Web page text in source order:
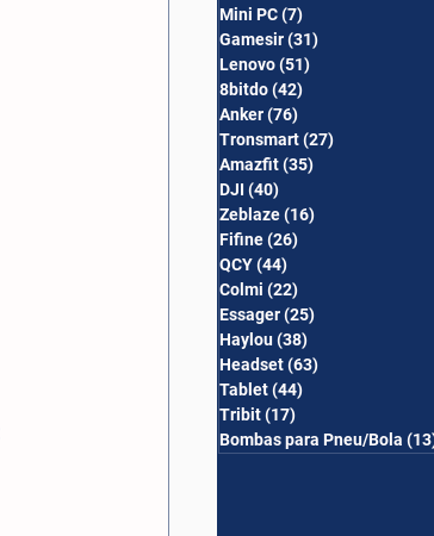
Mini PC(7)
Gamesir(31)
Lenovo(51)
8bitdo(42)
Anker(76)
Tronsmart(27)
Amazfit(35)
DJI (40)
Zeblaze(16)
Fifine(26)
QCY(44)
Colmi (22)
Essager(25)
Haylou(38)
Headset(63)
Tablet(44)
Tribit(17)
Bombas para Pneu/Bola